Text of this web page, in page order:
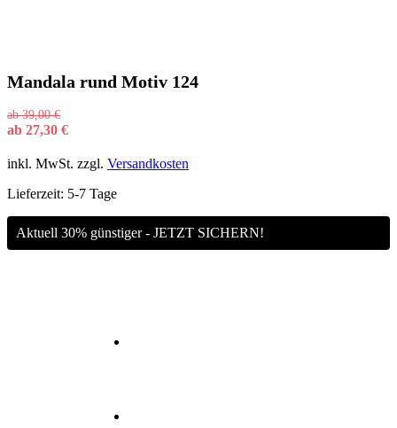
Mandala rund Motiv 124
ab39,00€
ab 27,30 €
inkl. MwSt. zzgl. Versandkosten
Lieferzeit: 5-7 Tage
Aktuell 30% günstiger - JETZT SICHERN!